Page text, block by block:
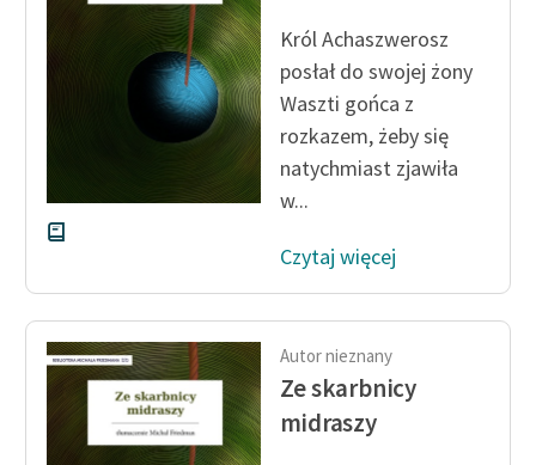
Król Achaszwerosz
posłał do swojej żony
Waszti gońca z
rozkazem, żeby się
natychmiast zjawiła
w...
Czytaj więcej
Autor nieznany
Ze skarbnicy
midraszy